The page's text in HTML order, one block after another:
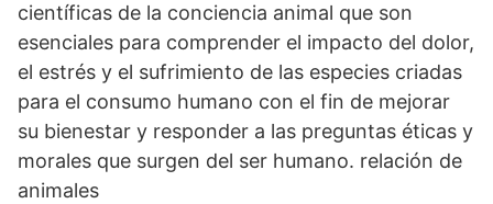
científicas de la conciencia animal que son
esenciales para comprender el impacto del dolor,
el estrés y el sufrimiento de las especies criadas
para el consumo humano con el fin de mejorar
su bienestar y responder a las preguntas éticas y
morales que surgen del ser humano. relación de
animales